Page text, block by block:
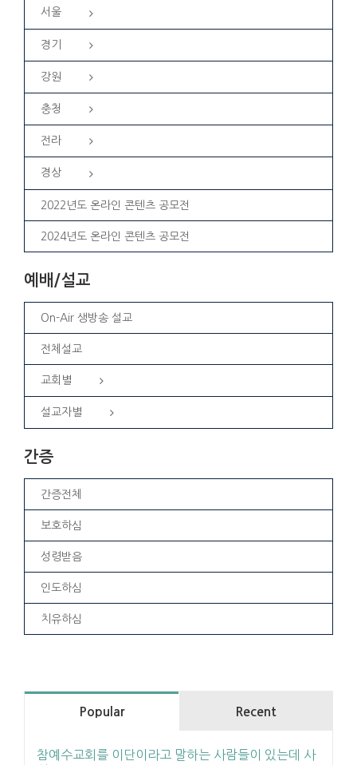
서울
경기
강원
충청
전라
경상
2022년도 온라인 콘텐츠 공모전
2024년도 온라인 콘텐츠 공모전
예배/설교
On-Air 생방송 설교
전체설교
교회별
설교자별
간증
간증전체
보호하심
성령받음
인도하심
치유하심
Popular Recent
참예수교회를 이단이라고 말하는 사람들이 있는데 사